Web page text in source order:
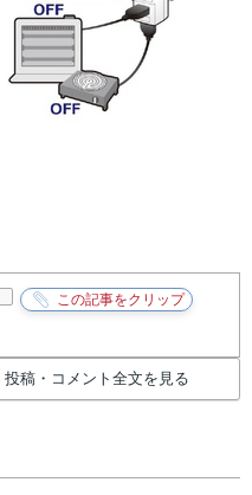
投稿・コメント全文を見る